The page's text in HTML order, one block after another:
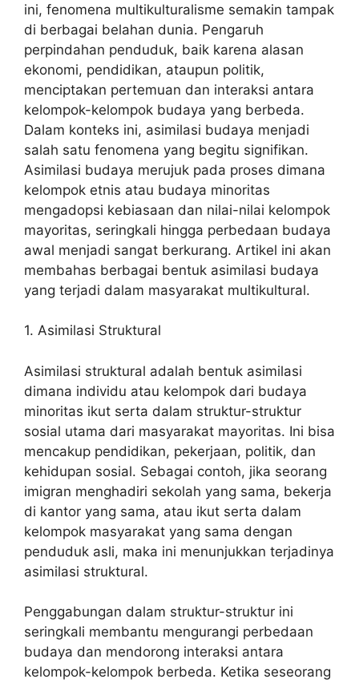
ini, fenomena multikulturalisme semakin tampak
di berbagai belahan dunia. Pengaruh
perpindahan penduduk, baik karena alasan
ekonomi, pendidikan, ataupun politik,
menciptakan pertemuan dan interaksi antara
kelompok-kelompok budaya yang berbeda.
Dalam konteks ini, asimilasi budaya menjadi
salah satu fenomena yang begitu signifikan.
Asimilasi budaya merujuk pada proses dimana
kelompok etnis atau budaya minoritas
mengadopsi kebiasaan dan nilai-nilai kelompok
mayoritas, seringkali hingga perbedaan budaya
awal menjadi sangat berkurang. Artikel ini akan
membahas berbagai bentuk asimilasi budaya
yang terjadi dalam masyarakat multikultural.
1. Asimilasi Struktural
Asimilasi struktural adalah bentuk asimilasi
dimana individu atau kelompok dari budaya
minoritas ikut serta dalam struktur-struktur
sosial utama dari masyarakat mayoritas. Ini bisa
mencakup pendidikan, pekerjaan, politik, dan
kehidupan sosial. Sebagai contoh, jika seorang
imigran menghadiri sekolah yang sama, bekerja
di kantor yang sama, atau ikut serta dalam
kelompok masyarakat yang sama dengan
penduduk asli, maka ini menunjukkan terjadinya
asimilasi struktural.
Penggabungan dalam struktur-struktur ini
seringkali membantu mengurangi perbedaan
budaya dan mendorong interaksi antara
kelompok-kelompok berbeda. Ketika seseorang